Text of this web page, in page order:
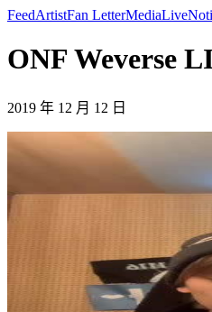
FeedArtistFan LetterMediaLive
ONF Weverse
2019 年 12 月 12 日